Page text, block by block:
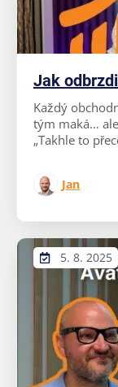
Jak
Každý
tým maká…
„Takhle to
Jan
5. 8. 2025